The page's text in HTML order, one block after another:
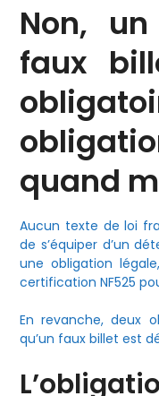
Non,
faux
quand
Aucun texte de loi
de s’équiper d’un
une obligation
certification NF525
En revanche, deux
qu’un faux billet est